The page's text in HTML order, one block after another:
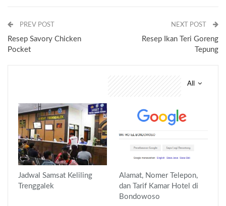
PREV POST
Resep Savory Chicken
Pocket
NEXT POST
Resep Ikan Teri Goreng
Tepung
All
Jadwal Samsat Keliling
Trenggalek
Alamat, Nomer Telepon,
dan Tarif Kamar Hotel di
Bondowoso